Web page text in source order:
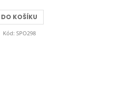
DO KOŠÍKU
Kód: SPO298